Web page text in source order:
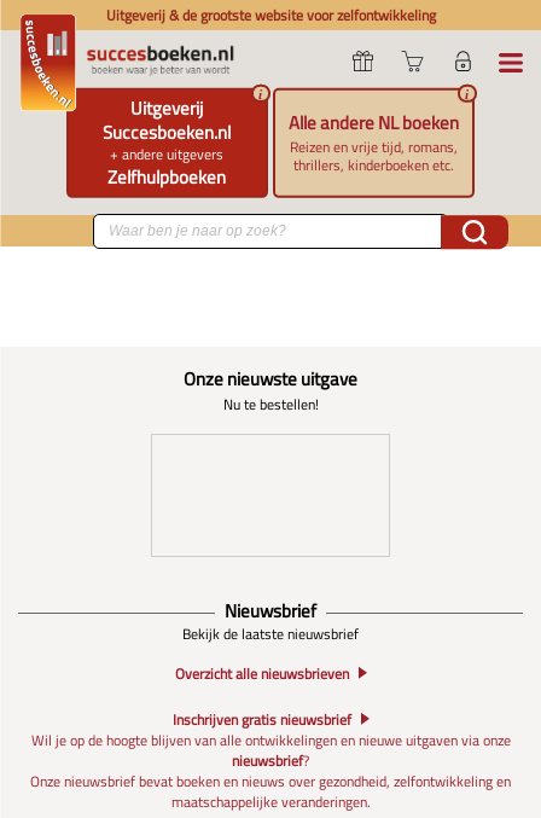
Uitgeverij & de grootste website voor zelfontwikkeling
Uitgeverij
Succesboeken.nl
+ andere uitgevers
Zelfhulpboeken
i
Alle andere NL boeken
Reizen en vrije tijd, romans,
thrillers, kinderboeken etc.
i
Onze nieuwste uitgave
Nu te bestellen!
Nieuwsbrief
Bekijk de laatste nieuwsbrief
Overzicht alle nieuwsbrieven
Inschrijven gratis nieuwsbrief
Wil je op de hoogte blijven van alle ontwikkelingen en nieuwe uitgaven via onze
nieuwsbrief?
Onze nieuwsbrief bevat boeken en nieuws over gezondheid, zelfontwikkeling en
maatschappelijke veranderingen.